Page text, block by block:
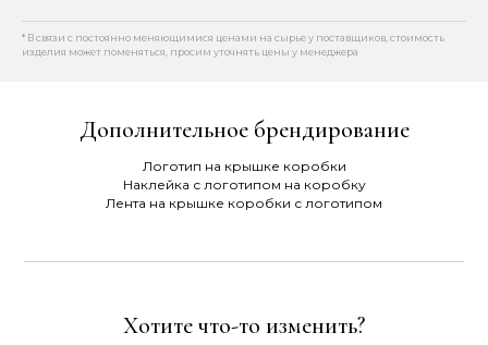
* В связи с постоянно меняющимися ценами на сырье у поставщиков, стоимость
изделия может поменяться, просим уточнять цены у менеджера
Дополнительное брендирование
Логотип на крышке коробки
Наклейка с логотипом на коробку
Лента на крышке коробки с логотипом
Хотите что-то изменить?